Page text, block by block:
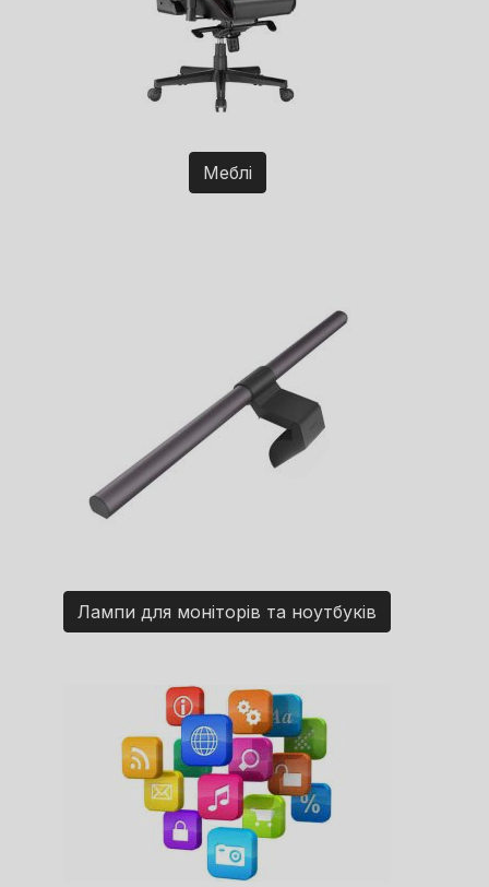
Меблі
Лампи для моніторів та ноутбуків